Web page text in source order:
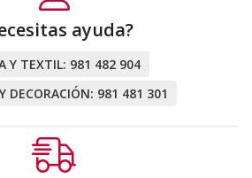
ayuda?
Y TEXTIL: 981 482 904
DECORACIÓN: 981 481 301